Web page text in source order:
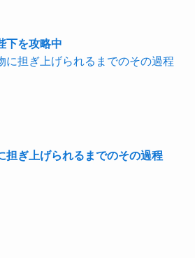
下を攻略中
担ぎ上げられるまでのその過程